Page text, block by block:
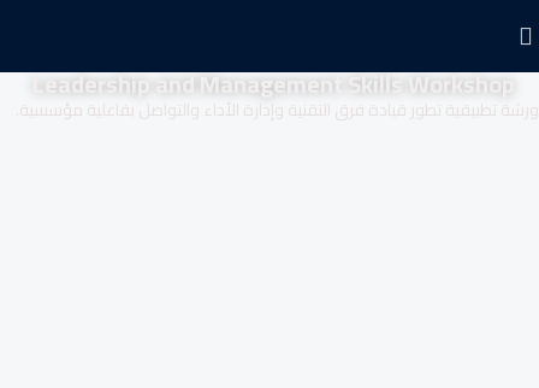
Leadership and Management Skills Workshop
ورشة تطبيقية تطور قيادة فرق التقنية وإدارة الأداء والتواصل بفاعلية مؤسسية.